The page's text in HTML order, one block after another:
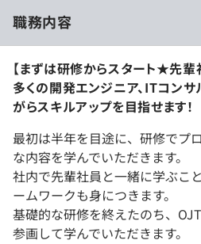
職務内容
【まずは研修からスタート★先
多くの開発エンジニア、ITコン
がらスキルアップを目指せます！
最初は半年を目途に、研修でプ
な内容を学んでいただきます。
社内で先輩社員と一緒に学ぶこ
ームワークも身につきます。
基礎的な研修を終えたのち、
参画して学んでいただきます。